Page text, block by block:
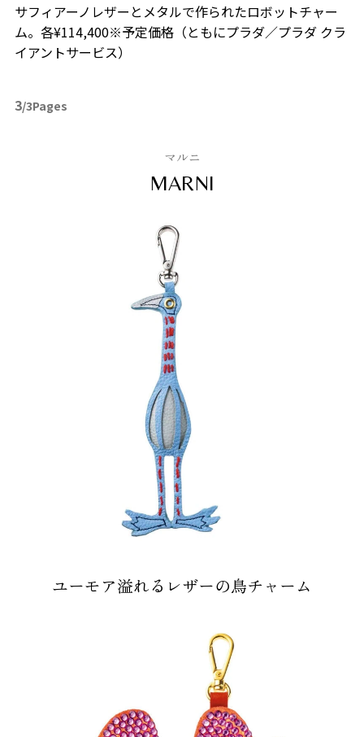
サフィアーノレザーとメタルで作られたロボットチャー
ム。各¥114,400※予定価格（ともにプラダ／プラダ クラ
イアントサービス）
3/3Pages
マルニ
MARNI
ユーモア溢れるレザーの鳥チャーム